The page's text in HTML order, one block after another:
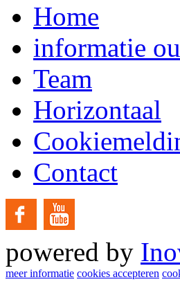
Home
informatie
Team
Horizontaal
Contact
powered by
meer informatie cookies accepteren